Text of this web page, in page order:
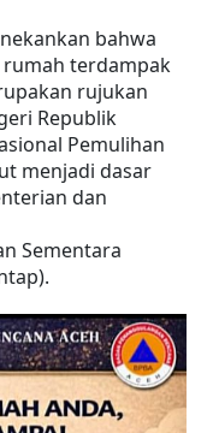
bahwa
terdampak
rujukan
Republik
Pemulihan
menjadi dasar
dan
Sementara